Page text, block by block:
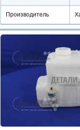
Производитель